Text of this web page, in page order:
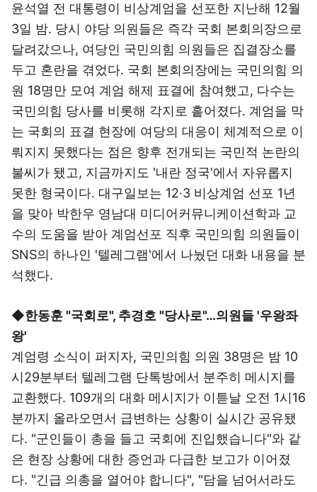
윤석열 전 대통령이 비상계엄을 선포한 지난해 12월
3일 밤. 당시 야당 의원들은 즉각 국회 본회의장으로
달려갔으나, 여당인 국민의힘 의원들은 집결장소를
두고 혼란을 겪었다. 국회 본회의장에는 국민의힘 의
원 18명만 모여 계엄 해제 표결에 참여했고, 다수는
국민의힘 당사를 비롯해 각지로 흩어졌다. 계엄을 막
는 국회의 표결 현장에 여당의 대응이 체계적으로 이
뤄지지 못했다는 점은 향후 전개되는 국민적 논란의
불씨가 됐고, 지금까지도 '내란 정국'에서 자유롭지
못한 형국이다. 대구일보는 12·3 비상계엄 선포 1년
을 맞아 박한우 영남대 미디어커뮤니케이션학과 교
수의 도움을 받아 계엄선포 직후 국민의힘 의원들이
SNS의 하나인 '텔레그램'에서 나눴던 대화 내용을 분
석했다.
◆한동훈 "국회로", 추경호 "당사로"…의원들 '우왕좌
왕'
계엄령 소식이 퍼지자, 국민의힘 의원 38명은 밤 10
시29분부터 텔레그램 단톡방에서 분주히 메시지를
교환했다. 109개의 대화 메시지가 이튿날 오전 1시16
분까지 올라오면서 급변하는 상황이 실시간 공유됐
다. "군인들이 총을 들고 국회에 진입했습니다"와 같
은 현장 상황에 대한 증언과 다급한 보고가 이어졌
다. "긴급 의총을 열어야 합니다", "담을 넘어서라도